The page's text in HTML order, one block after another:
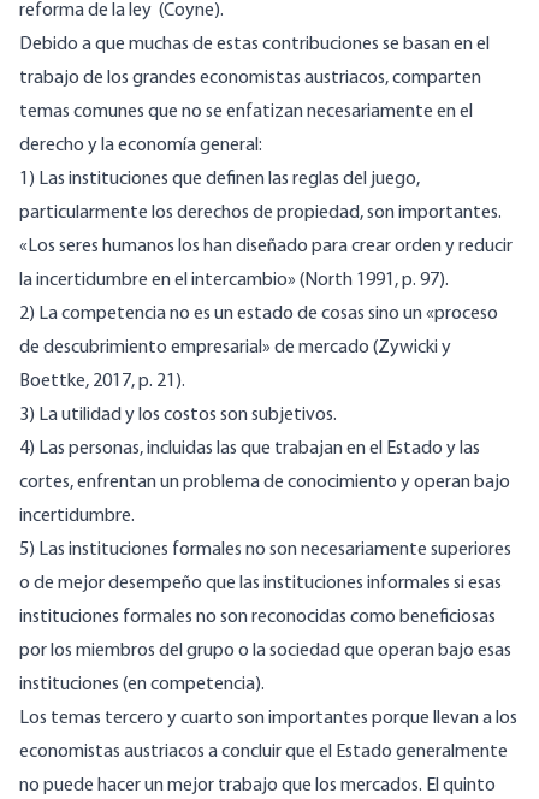
reforma de la ley (Coyne).
Debido a que muchas de estas contribuciones se basan en el
trabajo de los grandes economistas austriacos, comparten
temas comunes que no se enfatizan necesariamente en el
derecho y la economía general:
1) Las instituciones que definen las reglas del juego,
particularmente los derechos de propiedad, son importantes.
«Los seres humanos los han diseñado para crear orden y reducir
la incertidumbre en el intercambio» (North 1991, p. 97).
2) La competencia no es un estado de cosas sino un «proceso
de descubrimiento empresarial» de mercado (Zywicki y
Boettke, 2017, p. 21).
3) La utilidad y los costos son subjetivos.
4) Las personas, incluidas las que trabajan en el Estado y las
cortes, enfrentan un problema de conocimiento y operan bajo
incertidumbre.
5) Las instituciones formales no son necesariamente superiores
o de mejor desempeño que las instituciones informales si esas
instituciones formales no son reconocidas como beneficiosas
por los miembros del grupo o la sociedad que operan bajo esas
instituciones (en competencia).
Los temas tercero y cuarto son importantes porque llevan a los
economistas austriacos a concluir que el Estado generalmente
no puede hacer un mejor trabajo que los mercados. El quinto